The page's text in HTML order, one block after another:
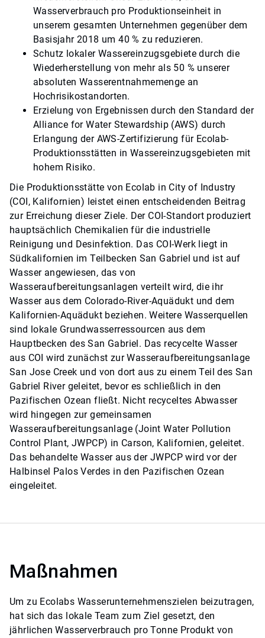
Wasserverbrauch pro Produktionseinheit in
unserem gesamten Unternehmen gegenüber dem
Basisjahr 2018 um 40 % zu reduzieren.
Schutz lokaler Wassereinzugsgebiete durch die
Wiederherstellung von mehr als 50 % unserer
absoluten Wasserentnahmemenge an
Hochrisikostandorten.
Erzielung von Ergebnissen durch den Standard der
Alliance for Water Stewardship (AWS) durch
Erlangung der AWS-Zertifizierung für Ecolab-
Produktionsstätten in Wassereinzugsgebieten mit
hohem Risiko.
Die Produktionsstätte von Ecolab in City of Industry
(COI, Kalifornien) leistet einen entscheidenden Beitrag
zur Erreichung dieser Ziele. Der COI-Standort produziert
hauptsächlich Chemikalien für die industrielle
Reinigung und Desinfektion. Das COI-Werk liegt in
Südkalifornien im Teilbecken San Gabriel und ist auf
Wasser angewiesen, das von
Wasseraufbereitungsanlagen verteilt wird, die ihr
Wasser aus dem Colorado-River-Aquädukt und dem
Kalifornien-Aquädukt beziehen. Weitere Wasserquellen
sind lokale Grundwasserressourcen aus dem
Hauptbecken des San Gabriel. Das recycelte Wasser
aus COI wird zunächst zur Wasseraufbereitungsanlage
San Jose Creek und von dort aus zu einem Teil des San
Gabriel River geleitet, bevor es schließlich in den
Pazifischen Ozean fließt. Nicht recyceltes Abwasser
wird hingegen zur gemeinsamen
Wasseraufbereitungsanlage (Joint Water Pollution
Control Plant, JWPCP) in Carson, Kalifornien, geleitet.
Das behandelte Wasser aus der JWPCP wird vor der
Halbinsel Palos Verdes in den Pazifischen Ozean
eingeleitet.
Maßnahmen
Um zu Ecolabs Wasserunternehmenszielen beizutragen,
hat sich das lokale Team zum Ziel gesetzt, den
jährlichen Wasserverbrauch pro Tonne Produkt von